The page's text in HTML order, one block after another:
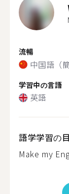
流暢
中国語（
学習中の言語
英語
語学学習の
Make my